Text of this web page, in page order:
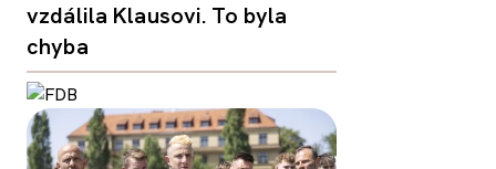
vzdálila Klausovi. To byla
chyba